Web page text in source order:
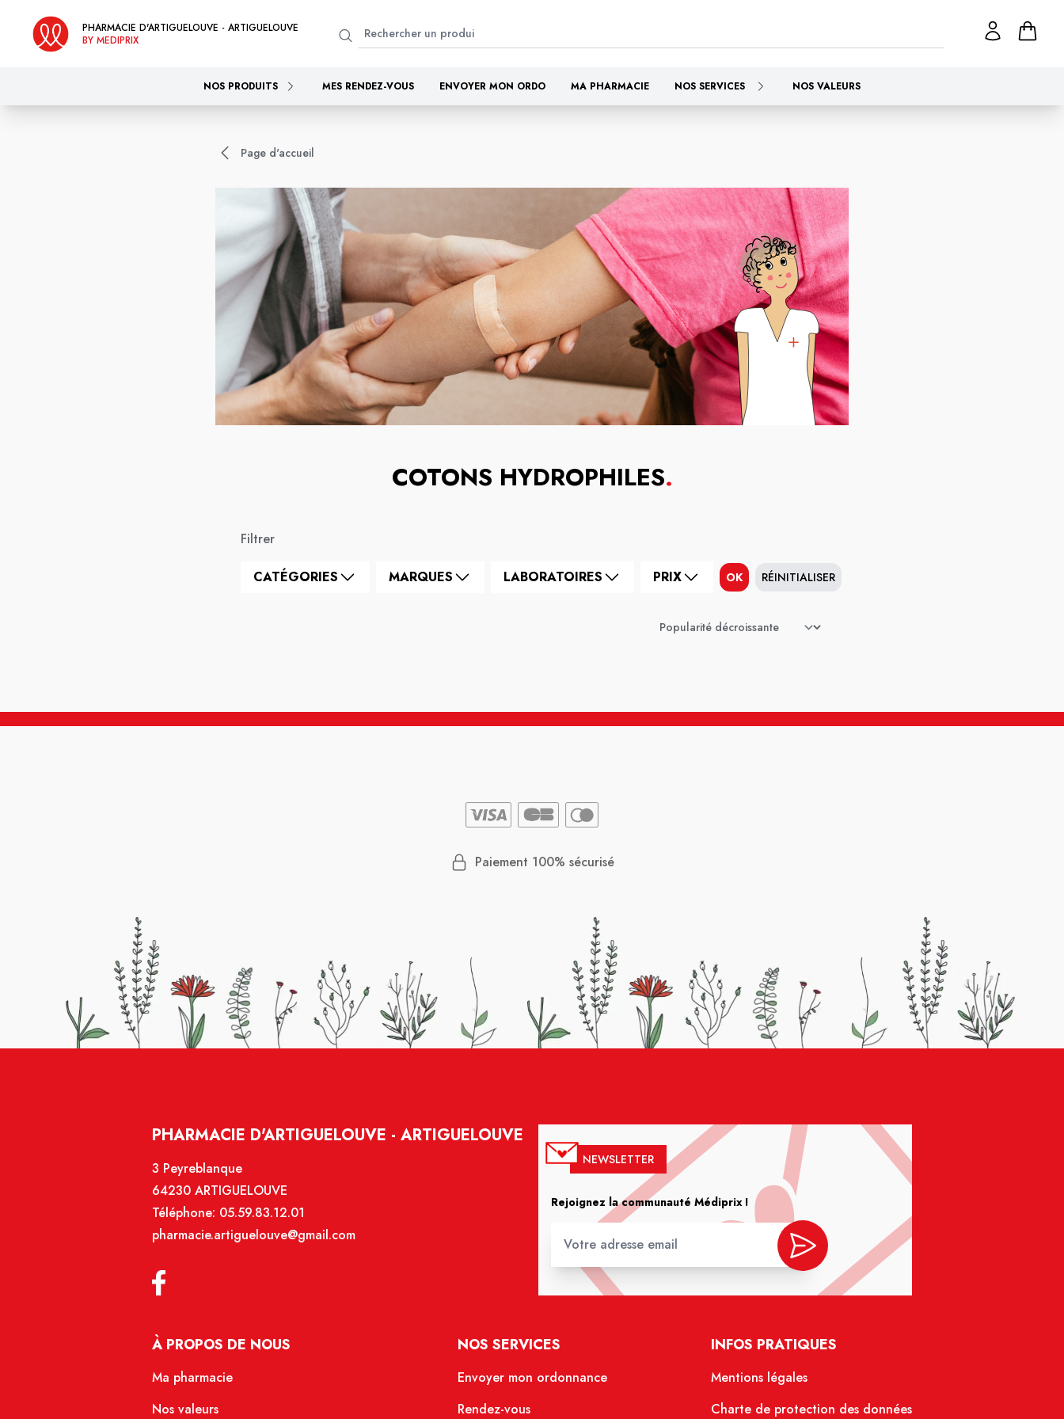
PHARMACIE D'ARTIGUELOUVE - ARTIGUELOUVE
BY MEDIPRIX
NOS PRODUITS MES RENDEZ-VOUS ENVOYER MON ORDO MA PHARMACIE NOS SERVICES NOS VALEURS
Page d'accueil
COTONS HYDROPHILES.
Filtrer
CATÉGORIES MARQUES LABORATOIRES PRIX OK RÉINITIALISER
Paiement 100% sécurisé
PHARMACIE D'ARTIGUELOUVE - ARTIGUELOUVE
3 Peyreblanque
64230 ARTIGUELOUVE
Téléphone: 05.59.83.12.01
pharmacie.artiguelouve@gmail.com
NEWSLETTER
Rejoignez la communauté Médiprix !
À PROPOS DE NOUS
Ma pharmacie
Nos valeurs
NOS SERVICES
Envoyer mon ordonnance
Rendez-vous
INFOS PRATIQUES
Mentions légales
Charte de protection des données